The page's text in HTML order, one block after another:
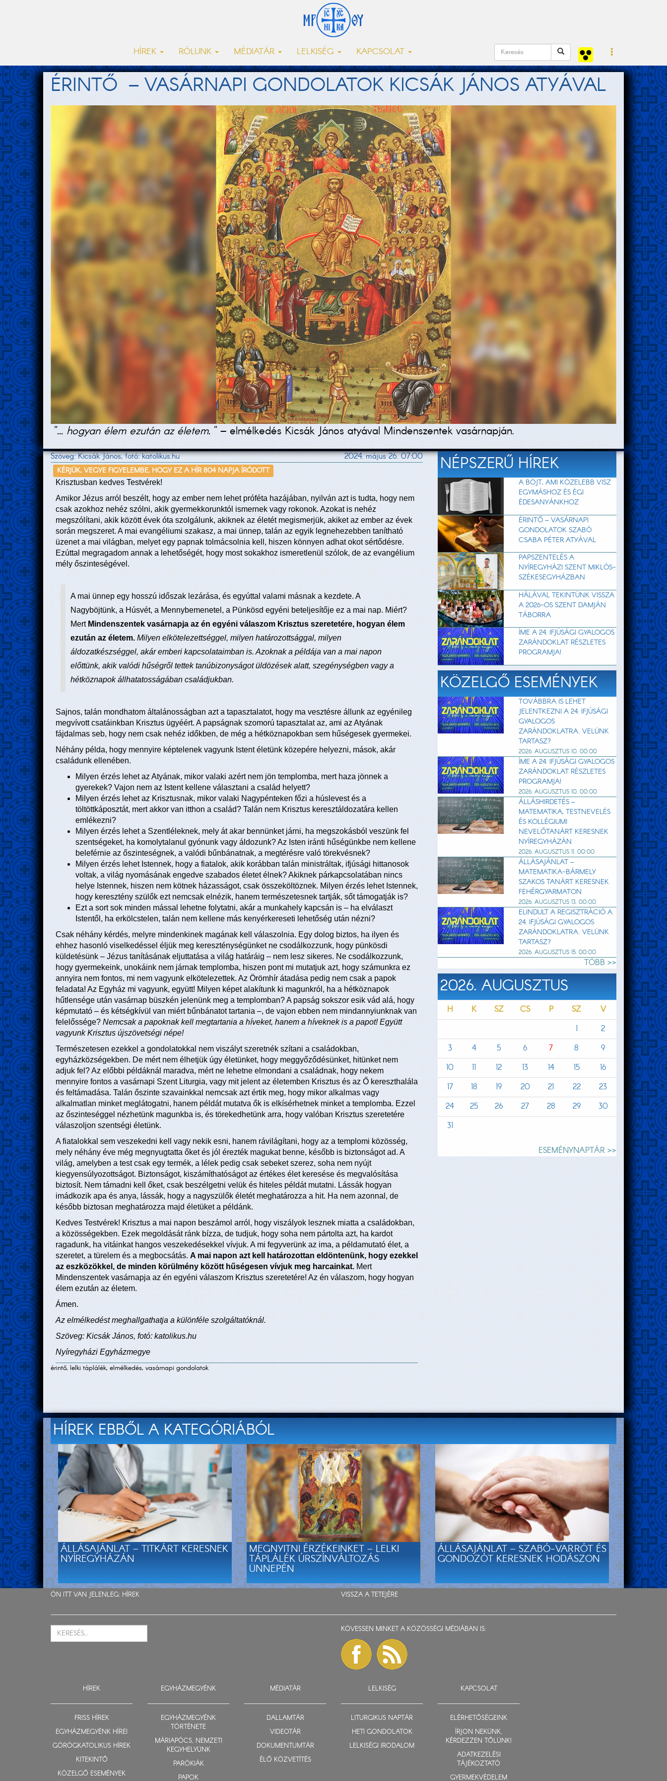
HÍREK RÓLUNK MÉDIATÁR LELKISÉG KAPCSOLAT
ÉRINTŐ – VASÁRNAPI GONDOLATOK KICSÁK JÁNOS ATYÁVAL
"... hogyan élem ezután az életem."– elmélkedés Kicsák János atyával Mindenszentek vasárnapján.
Szöveg: Kicsák János, fotó: katolikus.hu 2024. május 26. 07:00
KÉRJÜK, VEGYE FIGYELEMBE, HOGY EZ A HÍR 804 NAPJA ÍRÓDOTT
Krisztusban kedves Testvérek!
Amikor Jézus arról beszélt, hogy az ember nem lehet próféta hazájában, nyilván azt is tudta, hogy nem
csak azokhoz nehéz szólni, akik gyermekkorunktól ismernek vagy rokonok. Azokat is nehéz
megszólítani, akik között évek óta szolgálunk, akiknek az életét megismerjük, akiket az ember az évek
során megszeret. A mai evangéliumi szakasz, a mai ünnep, talán az egyik legnehezebben tanítható
üzenet a mai világban, melyet egy papnak tolmácsolnia kell, hiszen könnyen adhat okot sértődésre.
Ezúttal megragadom annak a lehetőségét, hogy most sokakhoz ismeretlenül szólok, de az evangélium
mély őszinteségével.
A mai ünnep egy hosszú időszak lezárása, és egyúttal valami másnak a kezdete. A
Nagyböjtünk, a Húsvét, a Mennybemenetel, a Pünkösd egyéni beteljesítője ez a mai nap. Miért?
Mert Mindenszentek vasárnapja az én egyéni válaszom Krisztus szeretetére, hogyan élem
ezután az életem. Milyen elkötelezettséggel, milyen határozottsággal, milyen
áldozatkészséggel, akár emberi kapcsolataimban is. Azoknak a példája van a mai napon
előttünk, akik valódi hűségről tettek tanúbizonyságot üldözések alatt, szegénységben vagy a
hétköznapok állhatatosságában családjukban.
Sajnos, talán mondhatom általánosságban azt a tapasztalatot, hogy ma vesztésre állunk az egyénileg
megvívott csatáinkban Krisztus ügyéért. A papságnak szomorú tapasztalat az, ami az Atyának
fájdalmas seb, hogy nem csak nehéz időkben, de még a hétköznapokban sem hűségesek gyermekei.
Néhány példa, hogy mennyire képtelenek vagyunk Istent életünk közepére helyezni, mások, akár
családunk ellenében.
Milyen érzés lehet az Atyának, mikor valaki azért nem jön templomba, mert haza jönnek a
gyerekek? Vajon nem az Istent kellene választani a család helyett?
Milyen érzés lehet az Krisztusnak, mikor valaki Nagypénteken főzi a húslevest és a
töltöttkáposztát, mert akkor van itthon a család? Talán nem Krisztus keresztáldozatára kellen
emlékezni?
Milyen érzés lehet a Szentléleknek, mely át akar bennünket járni, ha megszokásból veszünk fel
szentségeket, ha komolytalanul gyónunk vagy áldozunk? Az Isten iránti hűségünkbe nem kellene
beleférnie az őszinteségnek, a valódi bűnbánatnak, a megtérésre való törekvésnek?
Milyen érzés lehet Istennek, hogy a fiatalok, akik korábban talán ministráltak, ifjúsági hittanosok
voltak, a világ nyomásának engedve szabados életet élnek? Akiknek párkapcsolatában nincs
helye Istennek, hiszen nem kötnek házasságot, csak összeköltöznek. Milyen érzés lehet Istennek,
hogy keresztény szülők ezt nemcsak elnézik, hanem természetesnek tartják, sőt támogatják is?
Ezt a sort sok minden mással lehetne folytatni, akár a munkahely kapcsán is – ha elválaszt
Istentől, ha erkölcstelen, talán nem kellene más kenyérkereseti lehetőség után nézni?
Csak néhány kérdés, melyre mindenkinek magának kell válaszolnia. Egy dolog biztos, ha ilyen és
ehhez hasonló viselkedéssel éljük meg kereszténységünket ne csodálkozzunk, hogy pünkösdi
küldetésünk – Jézus tanításának eljuttatása a világ határáig – nem lesz sikeres. Ne csodálkozzunk,
hogy gyermekeink, unokáink nem járnak templomba, hiszen pont mi mutatjuk azt, hogy számunkra ez
annyira nem fontos, mi nem vagyunk elkötelezettek. Az Örömhír átadása pedig nem csak a papok
feladata! Az Egyház mi vagyunk, együtt! Milyen képet alakítunk ki magunkról, ha a hétköznapok
hűtlensége után vasárnap büszkén jelenünk meg a templomban? A papság sokszor esik vád alá, hogy
képmutató – és kétségkívül van miért bűnbánatot tartania –, de vajon ebben nem mindannyiunknak van
felelőssége? Nemcsak a papoknak kell megtartania a híveket, hanem a híveknek is a papot! Együtt
vagyunk Krisztus újszövetségi népe!
Természetesen ezekkel a gondolatokkal nem viszályt szeretnék szítani a családokban,
egyházközségekben. De mért nem élhetjük úgy életünket, hogy meggyőződésünket, hitünket nem
adjuk fel? Az előbbi példáknál maradva, mért ne lehetne elmondani a családnak, hogy nekem
mennyire fontos a vasárnapi Szent Liturgia, vagy mit jelent az életemben Krisztus és az Ő kereszthalála
és feltámadása. Talán őszinte szavainkkal nemcsak azt értik meg, hogy mikor alkalmas vagy
alkalmatlan minket meglátogatni, hanem példát mutatva ők is elkísérhetnek minket a templomba. Ezzel
az őszinteséggel nézhetünk magunkba is, és törekedhetünk arra, hogy valóban Krisztus szeretetére
válaszoljon szentségi életünk.
A fiatalokkal sem veszekedni kell vagy nekik esni, hanem rávilágítani, hogy az a templomi közösség,
mely néhány éve még megnyugtatta őket és jól érezték magukat benne, később is biztonságot ad. A
világ, amelyben a test csak egy termék, a lélek pedig csak sebeket szerez, soha nem nyújt
kiegyensúlyozottságot. Biztonságot, kiszámíthatóságot az értékes élet keresése és megvalósítása
biztosít. Nem támadni kell őket, csak beszélgetni velük és hiteles példát mutatni. Lássák hogyan
imádkozik apa és anya, lássák, hogy a nagyszülők életét meghatározza a hit. Ha nem azonnal, de
később biztosan meghatározza majd életüket a példánk.
Kedves Testvérek! Krisztus a mai napon beszámol arról, hogy viszályok lesznek miatta a családokban,
a közösségekben. Ezek megoldását ránk bízza, de tudjuk, hogy soha nem pártolta azt, ha kardot
ragadunk, ha vitáinkat hangos veszekedésekkel vívjuk. A mi fegyverünk az ima, a példamutató élet, a
szeretet, a türelem és a megbocsátás. A mai napon azt kell határozottan eldöntenünk, hogy ezekkel
az eszközökkel, de minden körülmény között hűségesen vívjuk meg harcainkat. Mert
Mindenszentek vasárnapja az én egyéni válaszom Krisztus szeretetére! Az én válaszom, hogy hogyan
élem ezután az életem.
Ámen.
Az elmélkedést meghallgathatja a különféle szolgáltatóknál.
Szöveg: Kicsák János, fotó: katolikus.hu
Nyíregyházi Egyházmegye
érintő, lelki táplálék, elmélkedés, vasárnapi gondolatok
NÉPSZERŰ HÍREK
A BÖJT, AMI KÖZELEBB VISZ
EGYMÁSHOZ ÉS ÉGI
ÉDESANYÁNKHOZ
ÉRINTŐ – VASÁRNAPI
GONDOLATOK SZABÓ
CSABA PÉTER ATYÁVAL
PAPSZENTELÉS A
NYÍREGYHÁZI SZENT MIKLÓS-
SZÉKESEGYHÁZBAN
HÁLÁVAL TEKINTÜNK VISSZA
A 2026-OS SZENT DAMJÁN
TÁBORRA
ÍME A 24. IFJÚSÁGI GYALOGOS
ZARÁNDOKLAT RÉSZLETES
PROGRAMJA!
KÖZELGŐ ESEMÉNYEK
TOVÁBBRA IS LEHET
JELENTKEZNI A 24. IFJÚSÁGI
GYALOGOS
ZARÁNDOKLATRA. VELÜNK
TARTASZ?
2026. AUGUSZTUS 10. 00:00
ÍME A 24. IFJÚSÁGI GYALOGOS
ZARÁNDOKLAT RÉSZLETES
PROGRAMJA!
2026. AUGUSZTUS 10. 00:00
ÁLLÁSHIRDETÉS –
MATEMATIKA, TESTNEVELÉS
ÉS KOLLÉGIUMI
NEVELŐTANÁRT KERESNEK
NYÍREGYHÁZÁN
2026. AUGUSZTUS 11. 00:00
ÁLLÁSAJÁNLAT –
MATEMATIKA-BÁRMELY
SZAKOS TANÁRT KERESNEK
FEHÉRGYARMATON
2026. AUGUSZTUS 13. 00:00
ELINDULT A REGISZTRÁCIÓ A
24. IFJÚSÁGI GYALOGOS
ZARÁNDOKLATRA. VELÜNK
TARTASZ?
2026. AUGUSZTUS 15. 00:00
TÖBB >>
2026. AUGUSZTUS
H K SZ CS P SZ
V
1
2
3
4 5 6 7 8
9
10
11 12 13 14 15
16
17
18 19 20 21 22
23
24
25 26 27 28 29
30
31
ESEMÉNYNAPTÁR >>
HÍREK EBBŐL A KATEGÓRIÁBÓL
ÁLLÁSAJÁNLAT – TITKÁRT KERESNEK
NYÍREGYHÁZÁN
MEGNYITNI ÉRZÉKEINKET – LELKI
TÁPLÁLÉK ÚRSZÍNVÁLTOZÁS
ÜNNEPÉN
ÁLLÁSAJÁNLAT – SZABÓ-VARRÓT ÉS
GONDOZÓT KERESNEK HODÁSZON
ÖN ITT VAN JELENLEG: HÍREK VISSZA A TETEJÉRE
KÖVESSEN MINKET A KÖZÖSSÉGI MÉDIÁBAN IS:
HÍREK
FRISS HÍREK
EGYHÁZMEGYÉNK HÍREI
GÖRÖGKATOLIKUS HÍREK
KITEKINTŐ
KÖZELGŐ ESEMÉNYEK
EGYHÁZMEGYÉNK
EGYHÁZMEGYÉNK
TÖRTÉNETE
MÁRIAPÓCS, NEMZETI
KEGYHELYÜNK
PARÓKIÁK
PAPOK
MÉDIATÁR
DALLAMTÁR
VIDEOTÁR
DOKUMENTUMTÁR
ÉLŐ KÖZVETÍTÉS
LELKISÉG
LITURGIKUS NAPTÁR
HETI GONDOLATOK
LELKISÉGI IRODALOM
KAPCSOLAT
ELÉRHETŐSÉGEINK
ÍRJON NEKÜNK,
KÉRDEZZEN TŐLÜNK!
ADATKEZELÉSI
TÁJÉKOZTATÓ
GYERMEKVÉDELEM